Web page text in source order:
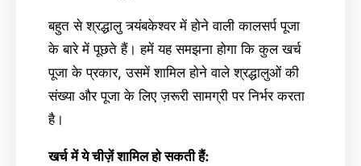
बहुत से श्रद्धालु त्र्यंबकेश्वर में होने वाली कालसर्प पूजा
के बारे में पूछते हैं। हमें यह समझना होगा कि कुल खर्च
पूजा के प्रकार, उसमें शामिल होने वाले श्रद्धालुओं की
संख्या और पूजा के लिए ज़रूरी सामग्री पर निर्भर करता
है।
खर्च में ये चीज़ें शामिल हो सकती हैं: